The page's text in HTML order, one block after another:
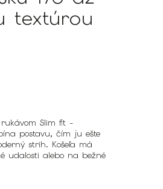
textúrou
Slim fit -
postavu, čím ju ešte
strih. Košeľa má
udalosti alebo na bežné